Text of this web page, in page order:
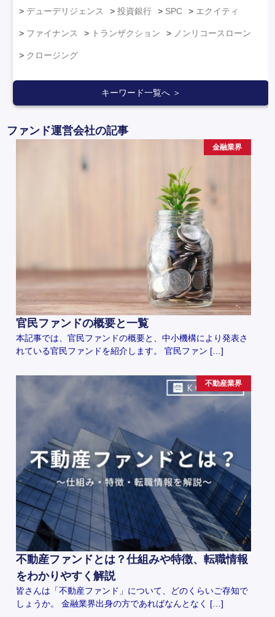
デューデリジェンス 投資銀行 SPC エクイティ
ファイナンス トランザクション ノンリコースローン
クロージング
キーワード一覧へ ＞
ファンド運営会社の記事
金融業界
官民ファンドの概要と一覧
本記事では、官民ファンドの概要と、中小機構により発表さ
れている官民ファンドを紹介します。 官民ファン […]
不動産業界
不動産ファンドとは？仕組みや特徴、転職情報
をわかりやすく解説
皆さんは「不動産ファンド」について、どのくらいご存知で
しょうか。 金融業界出身の方であればなんとなく […]